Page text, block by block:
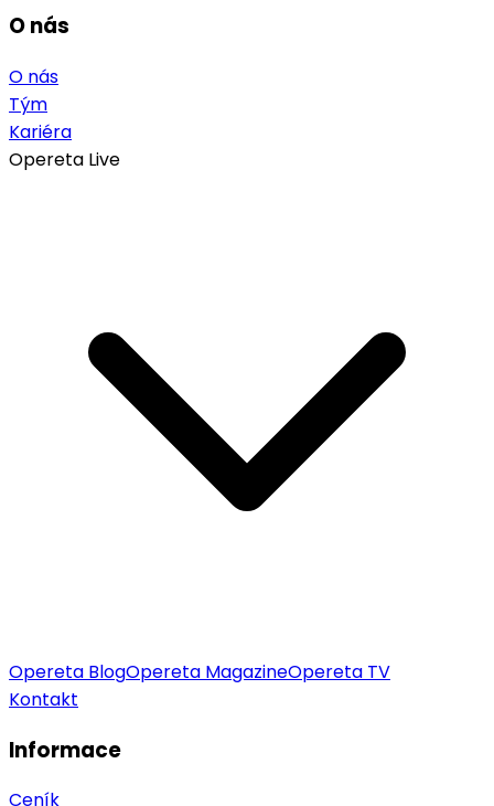
O nás
O nás
Tým
Kariéra
Opereta Live
Opereta BlogOpereta MagazineOpereta TV
Kontakt
Informace
Ceník